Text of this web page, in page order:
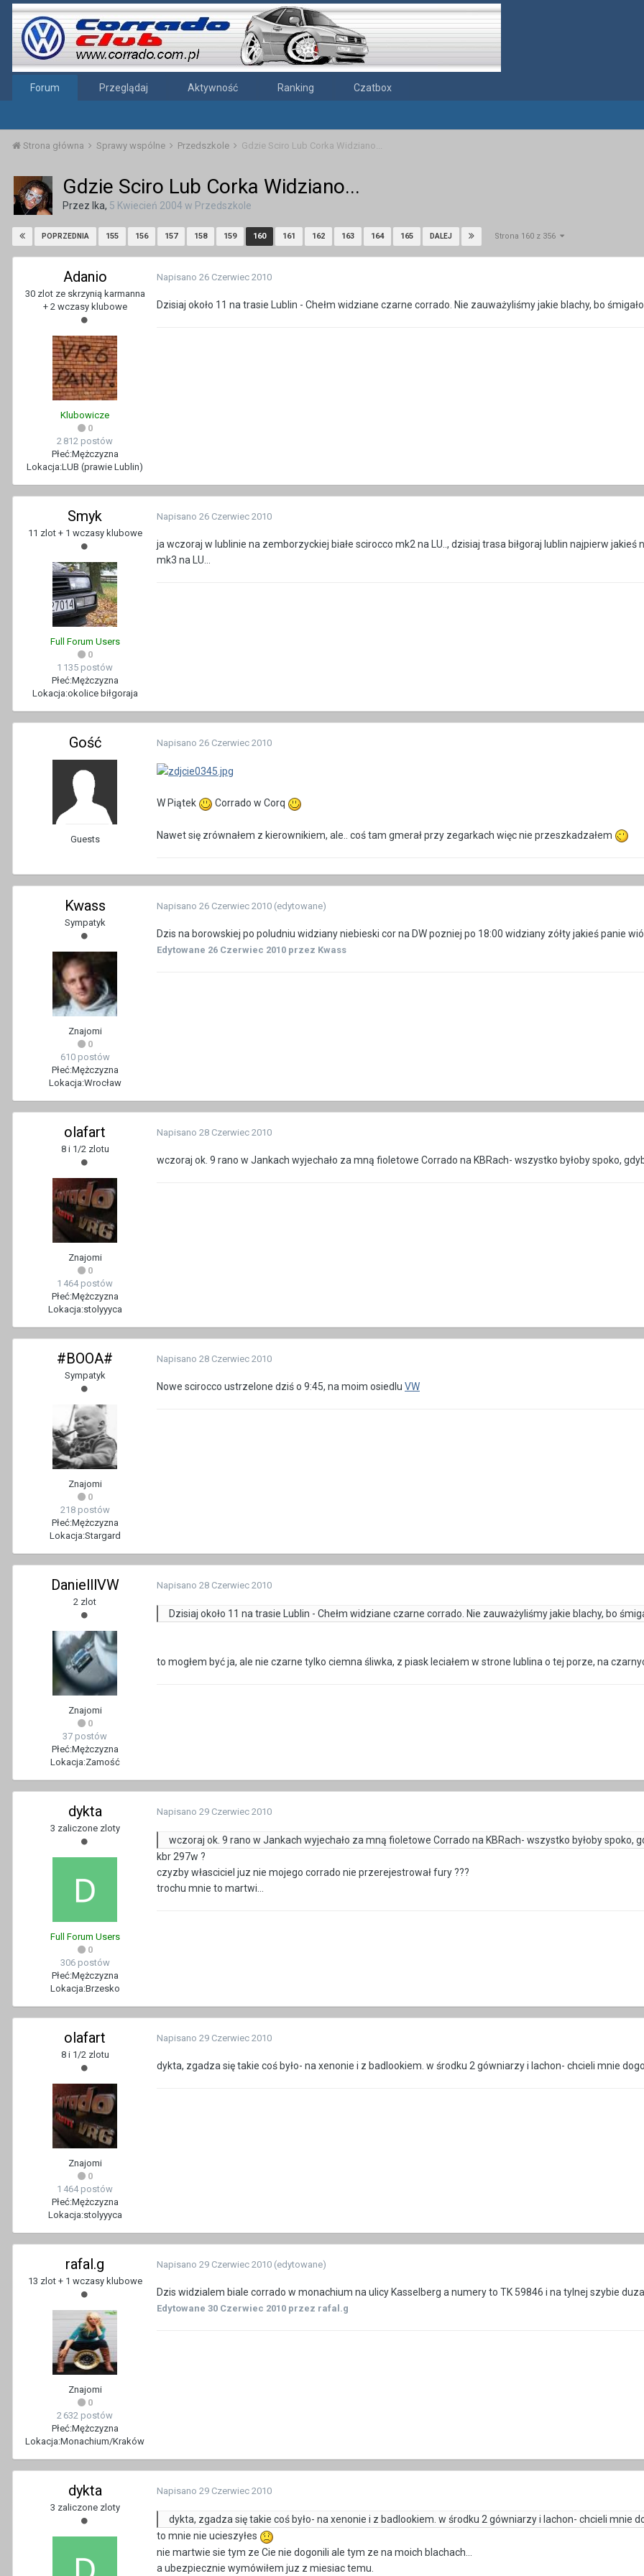
Forum Przeglądaj Aktywność Ranking Czatbox
Strona główna Sprawy wspólne Przedszkole Gdzie Sciro Lub Corka Widziano...
Gdzie Sciro Lub Corka Widziano...
Przez Ika, 5 Kwiecień 2004 w Przedszkole
POPRZEDNIA 155 156 157 158 159 160 161 162 163 164 165 DALEJ Strona 160 z 356
Adanio
30 zlot ze skrzynią karmanna
+ 2 wczasy klubowe
Klubowicze
0
2 812 postów
Płeć:Mężczyzna
Lokacja:LUB (prawie Lublin)
Napisano 26 Czerwiec 2010
Dzisiaj około 11 na trasie Lublin - Chełm widziane czarne corrado. Nie zauważyliśmy jakie blachy, bo
Smyk
11 zlot + 1 wczasy klubowe
Full Forum Users
0
1 135 postów
Płeć:Mężczyzna
Lokacja:okolice biłgoraja
Napisano 26 Czerwiec 2010
ja wczoraj w lublinie na zemborzyckiej białe scirocco mk2 na LU.., dzisiaj trasa biłgoraj lublin najpierw
mk3 na LU...
Gość
Guests
Napisano 26 Czerwiec 2010
W Piątek Corrado w Corq
Nawet się zrównałem z kierownikiem, ale.. coś tam gmerał przy zegarkach więc nie przeszkadzałem
Kwass
Sympatyk
Znajomi
0
610 postów
Płeć:Mężczyzna
Lokacja:Wrocław
Napisano 26 Czerwiec 2010 (edytowane)
Dzis na borowskiej po poludniu widziany niebieski cor na DW pozniej po 18:00 widziany zółty jakieś panie
Edytowane 26 Czerwiec 2010 przez Kwass
olafart
8 i 1/2 zlotu
Znajomi
0
1 464 postów
Płeć:Mężczyzna
Lokacja:stolyyyca
Napisano 28 Czerwiec 2010
wczoraj ok. 9 rano w Jankach wyjechało za mną fioletowe Corrado na KBRach- wszystko byłoby spoko,
#BOOA#
Sympatyk
Znajomi
0
218 postów
Płeć:Mężczyzna
Lokacja:Stargard
Napisano 28 Czerwiec 2010
Nowe scirocco ustrzelone dziś o 9:45, na moim osiedlu VW
DanielllVW
2 zlot
Znajomi
0
37 postów
Płeć:Mężczyzna
Lokacja:Zamość
Napisano 28 Czerwiec 2010
Dzisiaj około 11 na trasie Lublin - Chełm widziane czarne corrado. Nie zauważyliśmy jakie blachy, bo
to mogłem być ja, ale nie czarne tylko ciemna śliwka, z piask leciałem w strone lublina o tej porze, na
dykta
3 zaliczone zloty
Full Forum Users
0
306 postów
Płeć:Mężczyzna
Lokacja:Brzesko
Napisano 29 Czerwiec 2010
wczoraj ok. 9 rano w Jankach wyjechało za mną fioletowe Corrado na KBRach- wszystko byłoby spoko,
kbr 297w ?
czyzby własciciel juz nie mojego corrado nie przerejestrował fury ???
trochu mnie to martwi...
olafart
8 i 1/2 zlotu
Znajomi
0
1 464 postów
Płeć:Mężczyzna
Lokacja:stolyyyca
Napisano 29 Czerwiec 2010
dykta, zgadza się takie coś było- na xenonie i z badlookiem. w środku 2 gówniarzy i lachon- chcieli mnie
rafal.g
13 zlot + 1 wczasy klubowe
Znajomi
0
2 632 postów
Płeć:Mężczyzna
Lokacja:Monachium/Kraków
Napisano 29 Czerwiec 2010 (edytowane)
Dzis widzialem biale corrado w monachium na ulicy Kasselberg a numery to TK 59846 i na tylnej szybie
Edytowane 30 Czerwiec 2010 przez rafal.g
dykta
3 zaliczone zloty
Napisano 29 Czerwiec 2010
dykta, zgadza się takie coś było- na xenonie i z badlookiem. w środku 2 gówniarzy i lachon- chcieli mnie
to mnie nie ucieszyłes
nie martwie sie tym ze Cie nie dogonili ale tym ze na moich blachach...
a ubezpiecznie wymówiłem juz z miesiac temu.